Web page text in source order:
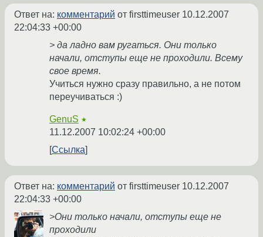
Ответ на: комментарий от firsttimeuser 10.12.2007
22:04:33 +00:00
> да ладно вам ругаться. Они только
начали, отступы еще не проходили. Всему
свое время.
Учиться нужно сразу правильно, а не потом
переучиваться :)
GenuS ★
11.12.2007 10:02:24 +00:00
Ссылка
Ответ на: комментарий от firsttimeuser 10.12.2007
22:04:33 +00:00
>Они только начали, отступы еще не
проходили